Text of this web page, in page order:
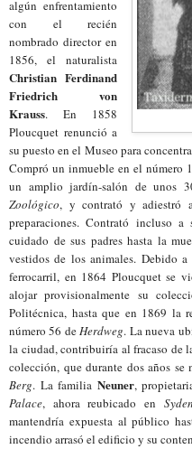
algún enfrentamiento
con el recién
nombrado director en
1856, el naturalista
Christian Ferdinand
Friedrich von
Krauss. En 1858
Ploucquet renunció a
su puesto en el Museo para
Compró un inmueble en el número
un amplio jardín-salón de unos
Zoológico, y contrató y adiestró
preparaciones. Contrató incluso
cuidado de sus padres hasta la
vestidos de los animales. Debido
ferrocarril, en 1864 Ploucquet se
alojar provisionalmente su
Politécnica, hasta que en 1869 la
número 56 deHerdweg. La nueva
la ciudad, contribuiría al fracaso de
colección, que durante dos años se
Berg. La familia Neuner,
Palace, ahora reubicado en
mantendría expuesta al público
incendio arrasó el edificio y su